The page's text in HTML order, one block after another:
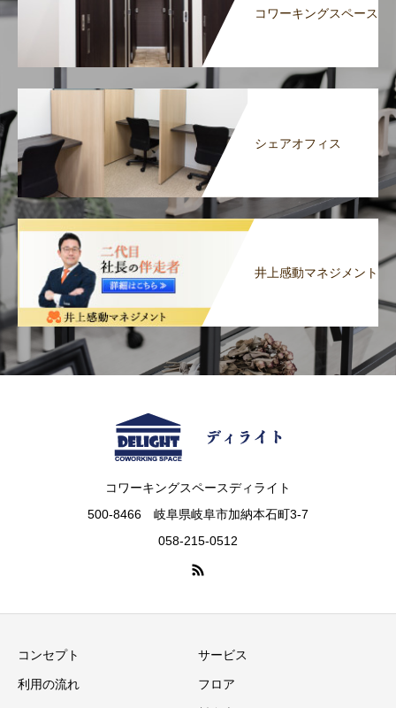
コワーキングスペース
シェアオフィス
井上感動マネジメント
コワーキングスペースディライト
500-8466 岐阜県岐阜市加納本石町3-7
058-215-0512
コンセプト サービス
利用の流れ フロア